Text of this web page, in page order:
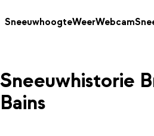
SneeuwhoogteWeerWebcam
Sneeuwhistorie
Bains